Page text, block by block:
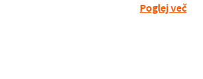
Poglej več